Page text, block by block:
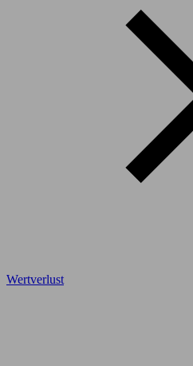
Wertverlust